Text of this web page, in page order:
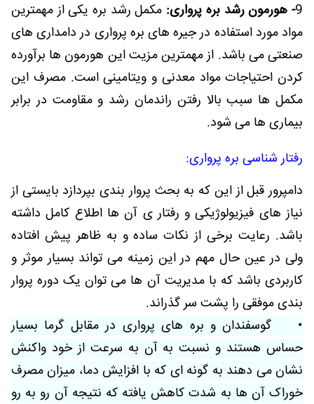
9- هورمون رشد بره پرواری: مکمل رشد بره یکی از مهمترین
مواد مورد استفاده در جیره های بره پرواری در دامداری های
صنعتی می باشد. از مهمترین مزیت این هورمون ها برآورده
کردن احتیاجات مواد معدنی و ویتامینی است. مصرف این
مکمل ها سبب بالا رفتن راندمان رشد و مقاومت در برابر
بیماری ها می شود.
رفتار شناسی بره پرواری:
دامپرور قبل از این که به بحث پروار بندی بپردازد بایستی از
نیاز های فیزیولوژیکی و رفتار ی آن ها اطلاع کامل داشته
باشد. رعایت برخی از نکات ساده و به ظاهر پیش افتاده
ولی در عین حال مهم در این زمینه می تواند بسیار موثر و
کاربردی باشد که با مدیریت آن ها می توان یک دوره پروار
بندی موفقی را پشت سر گذراند.
• گوسفندان و بره های پرواری در مقابل گرما بسیار
حساس هستند و نسبت به آن به سرعت از خود واکنش
نشان می دهند به گونه ای که با افزایش دما، میزان مصرف
خوراک آن ها به شدت کاهش یافته که نتیجه آن رو به رو